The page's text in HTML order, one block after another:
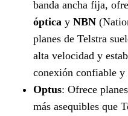
banda ancha fija,
óptica y NBN
planes de Telstra
alta velocidad y
conexión confiable y
Optus: Ofrece
más asequibles que